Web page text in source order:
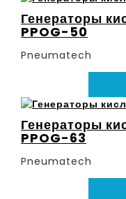
Генераторы
PPOG-50
Pneumatech
Генераторы
PPOG-63
Pneumatech